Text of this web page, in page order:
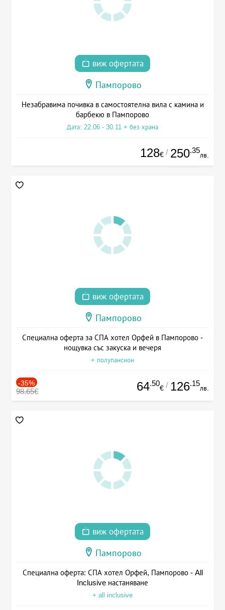
виж офертата
Пампорово
Незабравима почивка в самостоятелна вила с камина и
барбекю в Пампорово
Дата: 22.06 - 30.11 + без храна
128€ / 250.35
лв.
виж офертата
Пампорово
Специална оферта за СПА хотел Орфей в Пампорово -
нощувка със закуска и вечеря
+ полупансион
-35%
98.65€ 64.50
€ / 126.15
лв.
виж офертата
Пампорово
Специална оферта: СПА хотел Орфей, Пампорово - All
Inclusive настаняване
+ all inclusive